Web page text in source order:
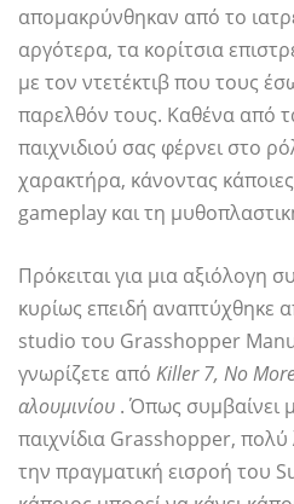
απομακρύνθηκαν από το
αργότερα, τα κορίτσια
με τον ντετέκτιβ που τους
παρελθόν τους. Καθένα από
παιχνιδιού σας φέρνει στο
χαρακτήρα, κάνοντας
gameplay και τη
Πρόκειται για μια αξιόλογη
κυρίως επειδή αναπτύχθηκε
studio του Grasshopper
γνωρίζετε από Killer 7, No
αλουμινίου . Όπως συμβαίνει
παιχνίδια Grasshopper, πολύ
την πραγματική εισροή του